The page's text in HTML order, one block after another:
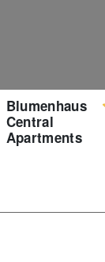
Blumenhaus
Central
Apartments